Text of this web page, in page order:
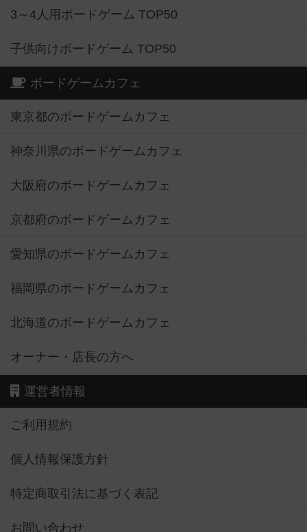
3～4人用ボードゲーム TOP50
子供向けボードゲーム TOP50
ボードゲームカフェ
東京都のボードゲームカフェ
神奈川県のボードゲームカフェ
大阪府のボードゲームカフェ
京都府のボードゲームカフェ
愛知県のボードゲームカフェ
福岡県のボードゲームカフェ
北海道のボードゲームカフェ
オーナー・店長の方へ
運営者情報
ご利用規約
個人情報保護方針
特定商取引法に基づく表記
お問い合わせ